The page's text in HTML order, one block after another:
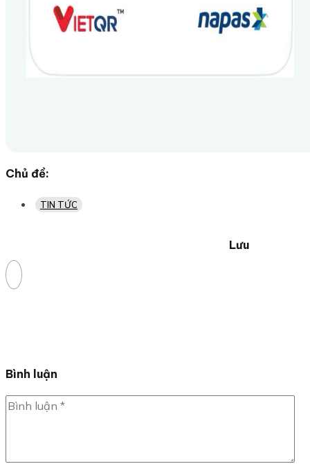
Chủ đề:
TIN TỨC
Lưu
Bình luận